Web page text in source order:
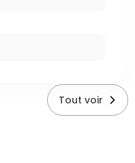
Tout voir